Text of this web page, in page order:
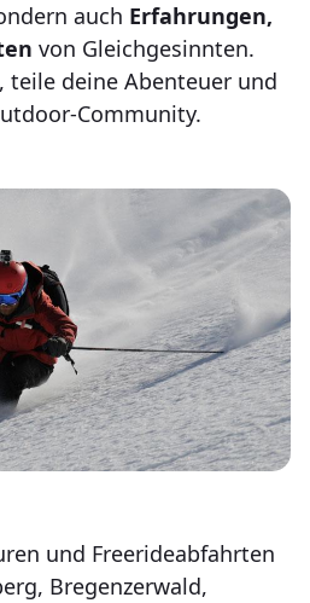
auch Erfahrungen,
von Gleichgesinnten.
teile deine Abenteuer und
Community.
und Freerideabfahrten
Bregenzerwald,